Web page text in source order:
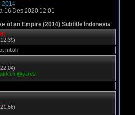
2014
16 Des 2020 12:01
of an Empire (2014) Subtitle Indonesia
mbah
@yare2